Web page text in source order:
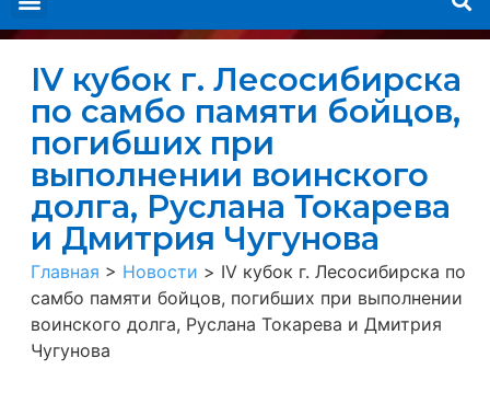
IV кубок г. Лесосибирска
по самбо памяти бойцов,
погибших при
выполнении воинского
долга, Руслана Токарева
и Дмитрия Чугунова
Главная > Новости > IV кубок г. Лесосибирска по
самбо памяти бойцов, погибших при выполнении
воинского долга, Руслана Токарева и Дмитрия
Чугунова